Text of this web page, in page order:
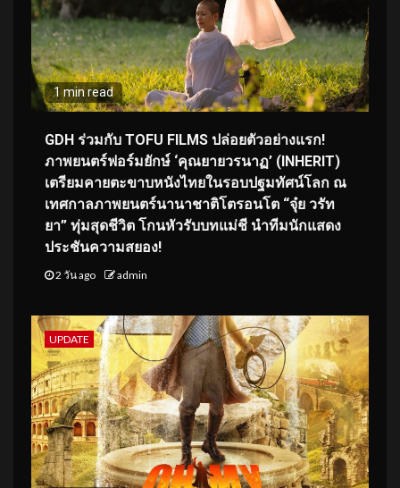
1 min read
GDH ร่วมกับ TOFU FILMS ปล่อยตัวอย่างแรก!
ภาพยนตร์ฟอร์มยักษ์ ‘คุณยายวรนาฏ’ (INHERIT)
เตรียมคายตะขาบหนังไทยในรอบปฐมทัศน์โลก ณ
เทศกาลภาพยนตร์นานาชาติโตรอนโต “จุ๋ย วรัท
ยา” ทุ่มสุดชีวิต โกนหัวรับบทแม่ชี นำทีมนักแสดง
ประชันความสยอง!
2 วัน ago admin
UPDATE